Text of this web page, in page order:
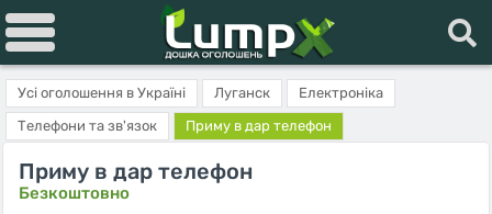
Усі оголошення в Україні Луганск
Електроніка
Телефони та зв'язок
Приму в дар телефон
Приму в дар телефон
Безкоштовно